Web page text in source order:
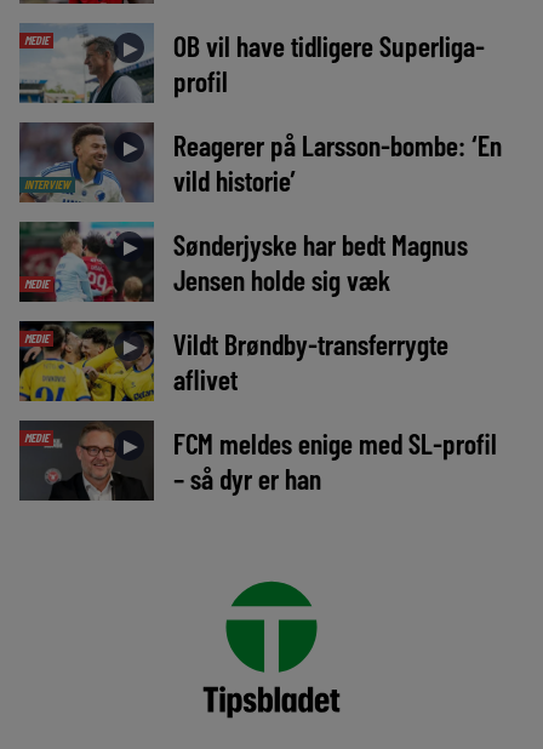
MEDIE ►
OB vil have tidligere Superliga-
profil
INTERVIEW
►
Reagerer på Larsson-bombe: ‘En
vild historie’
MEDIE
►
Sønderjyske har bedt Magnus
Jensen holde sig væk
MEDIE ►
Vildt Brøndby-transferrygte
aflivet
MEDIE ►
FCM meldes enige med SL-profil
– så dyr er han